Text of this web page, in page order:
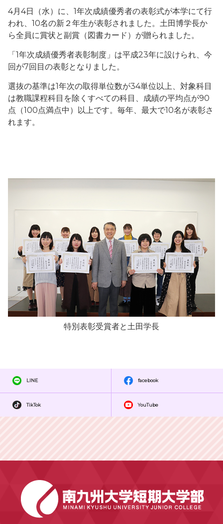
4月4日（水）に、1年次成績優秀者の表彰式が本学にて行
われ、10名の新２年生が表彰されました。土田博学長か
ら全員に賞状と副賞（図書カード）が贈られました。
「1年次成績優秀者表彰制度」は平成23年に設けられ、今
回が7回目の表彰となりました。
選抜の基準は1年次の取得単位数が34単位以上、対象科目
は教職課程科目を除くすべての科目、成績の平均点が90
点（100点満点中）以上です。毎年、最大で10名が表彰さ
れます。
特別表彰受賞者と土田学長
LINE facebook
TikTok YouTube